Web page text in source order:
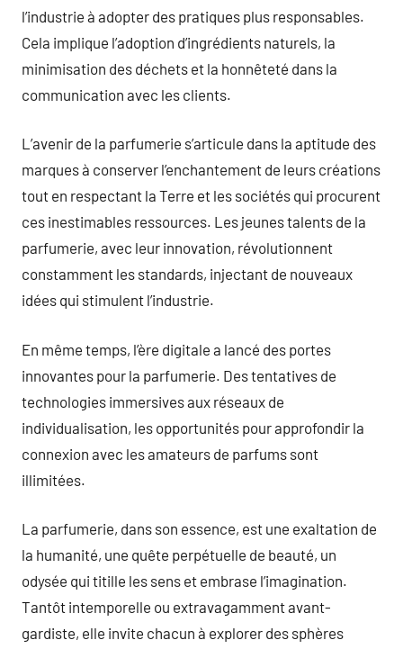
l’industrie à adopter des pratiques plus responsables.
Cela implique l’adoption d’ingrédients naturels, la
minimisation des déchets et la honnêteté dans la
communication avec les clients.
L’avenir de la parfumerie s’articule dans la aptitude des
marques à conserver l’enchantement de leurs créations
tout en respectant la Terre et les sociétés qui procurent
ces inestimables ressources. Les jeunes talents de la
parfumerie, avec leur innovation, révolutionnent
constamment les standards, injectant de nouveaux
idées qui stimulent l’industrie.
En même temps, l’ère digitale a lancé des portes
innovantes pour la parfumerie. Des tentatives de
technologies immersives aux réseaux de
individualisation, les opportunités pour approfondir la
connexion avec les amateurs de parfums sont
illimitées.
La parfumerie, dans son essence, est une exaltation de
la humanité, une quête perpétuelle de beauté, un
odysée qui titille les sens et embrase l’imagination.
Tantôt intemporelle ou extravagamment avant-
gardiste, elle invite chacun à explorer des sphères